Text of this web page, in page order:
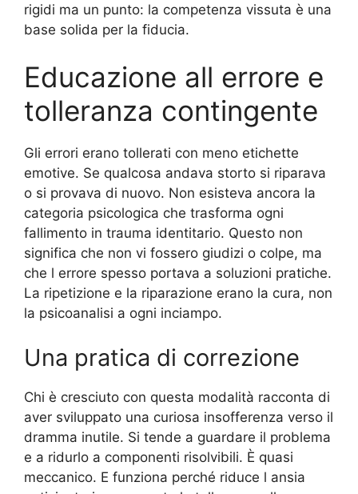
rigidi ma un punto: la competenza vissuta è una
base solida per la fiducia.
Educazione all errore e
tolleranza contingente
Gli errori erano tollerati con meno etichette
emotive. Se qualcosa andava storto si riparava
o si provava di nuovo. Non esisteva ancora la
categoria psicologica che trasforma ogni
fallimento in trauma identitario. Questo non
significa che non vi fossero giudizi o colpe, ma
che l errore spesso portava a soluzioni pratiche.
La ripetizione e la riparazione erano la cura, non
la psicoanalisi a ogni inciampo.
Una pratica di correzione
Chi è cresciuto con questa modalità racconta di
aver sviluppato una curiosa insofferenza verso il
dramma inutile. Si tende a guardare il problema
e a ridurlo a componenti risolvibili. È quasi
meccanico. E funziona perché riduce l ansia